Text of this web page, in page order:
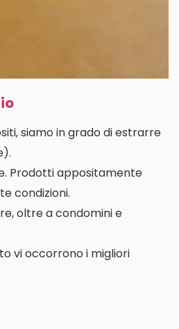
siamo in grado di estrarre
Prodotti appositamente
condizioni.
oltre a condomini e
vi occorrono i migliori